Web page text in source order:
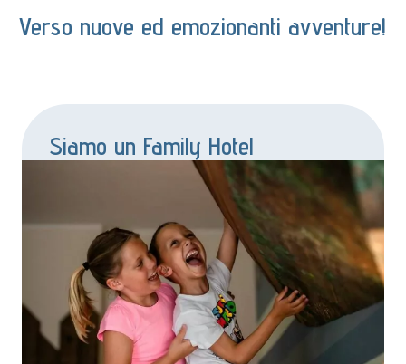
Verso nuove ed emozionanti avventure!
Siamo un Family Hotel